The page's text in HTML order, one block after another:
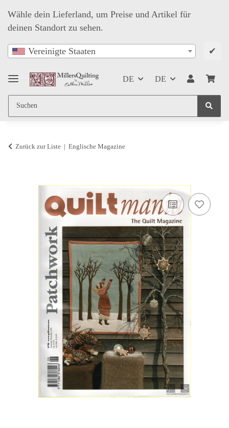
Wähle dein Lieferland, um Preise und Artikel für
deinen Standort zu sehen.
Vereinigte Staaten ✔
DE DE
Zurück zur Liste Englische Magazine